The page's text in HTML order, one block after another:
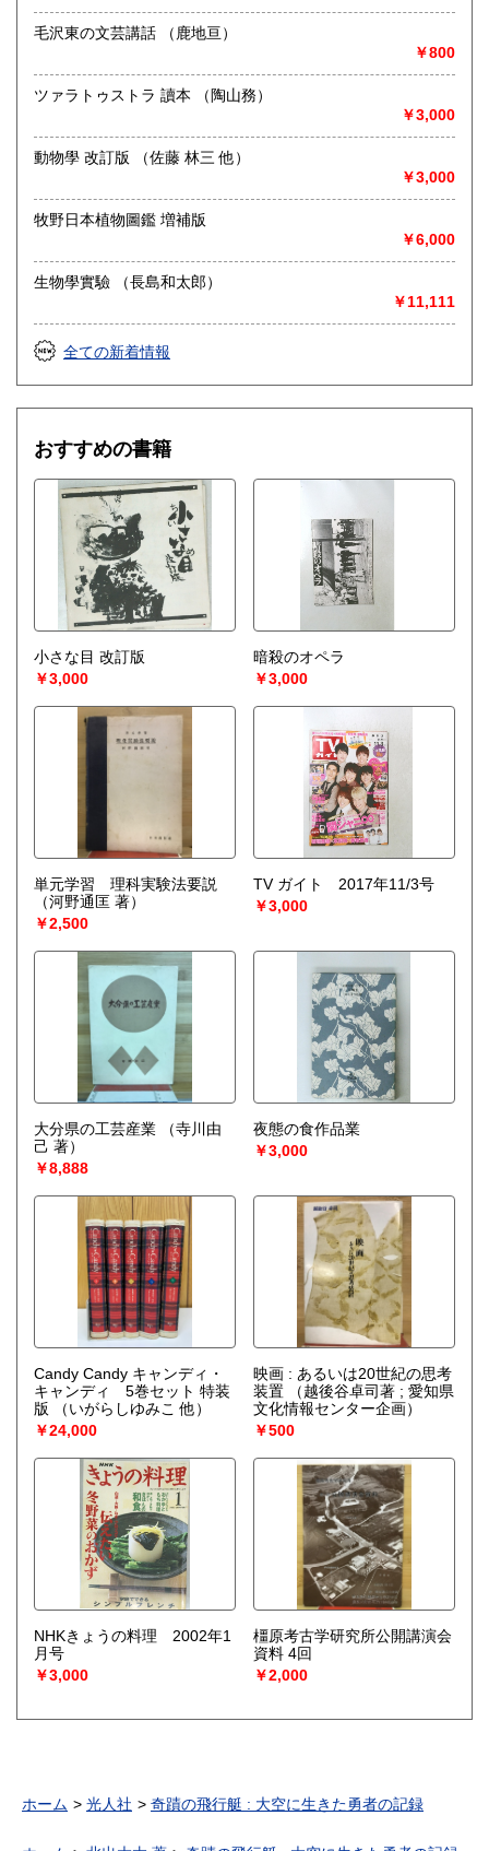
沿線名：-
営業時間：-
定休日：-
書籍の買取について
○出張買取は通常、東海圏のみ
※お売り頂ける本の量や質が見込める場合は関東〜近畿エリ
ア要相談
例
【大学の研究室の整理】
【遺品整理で古い紙モノや道具など価値の有無が分からない
ものがある】
【神社仏閣、蔵の整理、中国古典籍など査定にかなりの専門
知識を要する】
場合などお気軽にご相談ください。
-------------------------------------------
買取専用ダイヤル
050-3698-2626
-------------------------------------------
◎宅配買取◎
○30点より宅配送料無料
○梱包用ダンボールの無料送付可能
○買取金額の概算が知りたい方は、事前査定のサービスもぜひ
ご活用下さい。
宅配買取送付先
----------------------------------------
501-0224
岐阜県瑞穂市稲里197-1
古本倶楽部 宅配買取受付係
058-322-2366
----------------------------------------
取り扱い分野
-
毛沢東の文芸講話 （鹿地亘）
￥800
ツァラトゥストラ 讀本 （陶山務）
￥3,000
動物學 改訂版 （佐藤 林三 他）
￥3,000
牧野日本植物圖鑑 増補版
￥6,000
生物學實驗 （長島和太郎）
￥11,111
全ての新着情報
おすすめの書籍
小さな目 改訂版
￥3,000
暗殺のオペラ
￥3,000
単元学習 理科実験法要説
（河野通匡 著）
￥2,500
TV ガイト 2017年11/3号
￥3,000
大分県の工芸産業
（寺川由
己 著）
￥8,888
夜態の食作品業
￥3,000
Candy Candy キャンディ・
キャンディ 5巻セット 特装
版
（いがらしゆみこ 他）
￥24,000
映画 : あるいは20世紀の思考
装置
（越後谷卓司著 ; 愛知県
文化情報センター企画）
￥500
NHKきょうの料理 2002年1
月号
￥3,000
橿原考古学研究所公開講演会
資料 4回
￥2,000
ホーム 光人社 奇蹟の飛行艇 : 大空に生きた勇者の記録